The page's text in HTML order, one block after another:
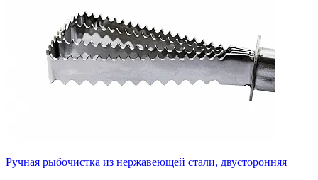
Ручная рыбочистка из нержавеющей стали, двусторонняя